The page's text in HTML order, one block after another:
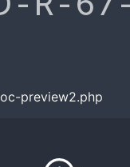
preview2.php